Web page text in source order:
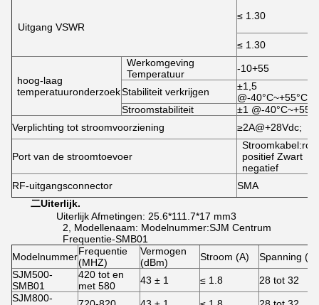
Uitgang VSWR
≤ 1.30
≤ 1.30
hoog-laag
temperatuuronderzoek
Werkomgeving
Temperatuur
-10+55
Stabiliteit verkrijgen
±1,5
@-40°C~+55°C
Stroomstabiliteit
±1 @-
Verplichting tot stroomvoorziening
≥2A@+28Vdc;
Port van de stroomtoevoer
positief Zwart
negatief
RF-uitgangsconnector
SMA
二Uiterlijk.
Uiterlijk Afmetingen: 25.6*111.7*17 mm3
2, Modellenaam: Modelnummer:SJM Centrum
Frequentie-SMB01
ModelnummerFrequentie
(MHZ)
Vermogen
(dBm)
Stroom (A)
Spanning (V)
SJM500-
SMB01
420 tot en
met 580
43 ± 1 ≤ 1.8
28 tot 32
SJM800-